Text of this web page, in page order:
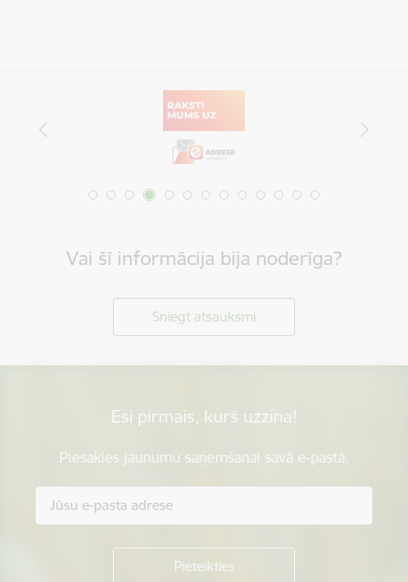
Vai šī informācija bija noderīga?
Sniegt atsauksmi
Esi pirmais, kurš uzzina!
Piesakies jaunumu saņemšanai savā e-pastā.